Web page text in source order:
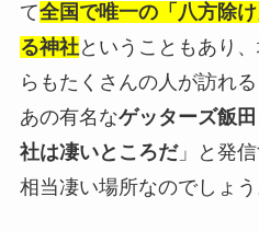
て全国で唯一の「八方除
る神社ということもあり
らもたくさんの人が訪れ
あの有名なゲッターズ飯
社は凄いところだ」と発信
相当凄い場所なのでしょう